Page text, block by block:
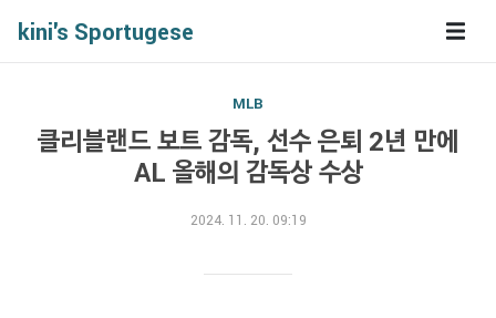
kini's Sportugese
MLB
클리블랜드 보트 감독, 선수 은퇴 2년 만에
AL 올해의 감독상 수상
2024. 11. 20. 09:19